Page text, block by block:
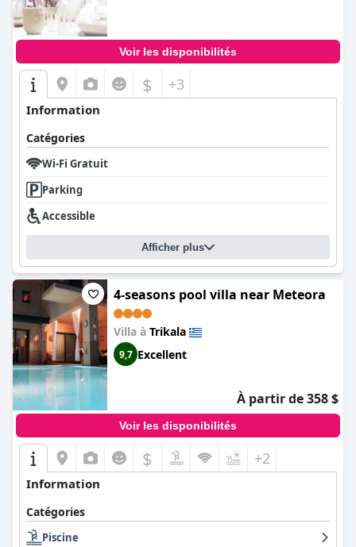
Voir les disponibilités
$ +3
Information
Catégories
Wi-Fi Gratuit
Parking
Accessible
Afficher plus
4-seasons pool villa near Meteora
Villa à Trikala
9,7 Excellent
À partir de 358 $
Voir les disponibilités
$ +2
Information
Catégories
Piscine